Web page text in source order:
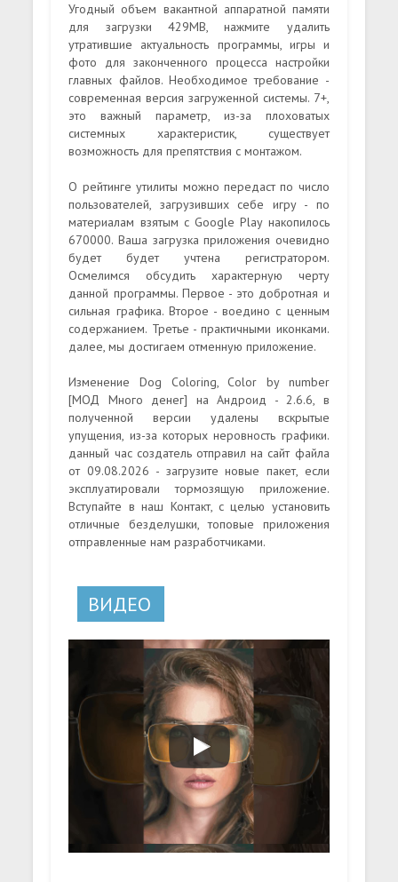
Угодный объем вакантной аппаратной памяти
для загрузки 429MB, нажмите удалить
утратившие актуальность программы, игры и
фото для законченного процесса настройки
главных файлов. Необходимое требование -
современная версия загруженной системы. 7+,
это важный параметр, из-за плоховатых
системных характеристик, существует
возможность для препятствия с монтажом.
О рейтинге утилиты можно передаст по число
пользователей, загрузивших себе игру - по
материалам взятым с Google Play накопилось
670000. Ваша загрузка приложения очевидно
будет будет учтена регистратором.
Осмелимся обсудить характерную черту
данной программы. Первое - это добротная и
сильная графика. Второе - воедино с ценным
содержанием. Третье - практичными иконками.
далее, мы достигаем отменную приложение.
Изменение Dog Coloring, Color by number
[МОД Много денег] на Андроид - 2.6.6, в
полученной версии удалены вскрытые
упущения, из-за которых неровность графики.
данный час создатель отправил на сайт файла
от 09.08.2026 - загрузите новые пакет, если
эксплуатировали тормозящую приложение.
Вступайте в наш Контакт, с целью установить
отличные безделушки, топовые приложения
отправленные нам разработчиками.
ВИДЕО